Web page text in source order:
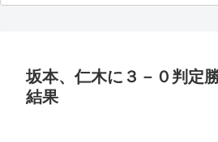
坂本、仁木に３－０判定
結果